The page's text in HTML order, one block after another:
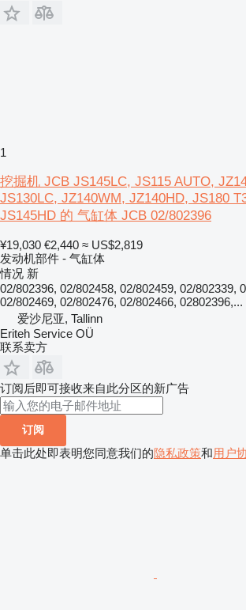
1
挖掘机 JCB JS145LC, JS115 AUTO,
JS130LC, JZ140WM, JZ140HD, JS180
JS145HD 的 气缸体 JCB 02/802396
¥19,030 €2,440 ≈ US$2,819
发动机部件 - 气缸体
情况 新
02/802396, 02/802458, 02/802459, 02/802339,
02/802469, 02/802476, 02/802466, 02802396,...
爱沙尼亚, Tallinn
Eriteh Service OÜ
联系卖方
订阅后即可接收来自此分区的新广告
订阅
单击此处即表明您同意我们的隐私政策和用户